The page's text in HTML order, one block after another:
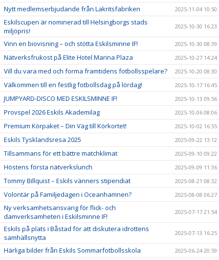
Nytt medlemserbjudande från Lakritsfabriken 2025-11-04 10:50
Eskilscupen är nominerad till Helsingborgs stads
miljöpris!
2025-10-30 16:23
Vinn en biovisning – och stötta Eskilsminne IF! 2025-10-30 08:39
Nätverksfrukost på Elite Hotel Marina Plaza 2025-10-27 14:24
Vill du vara med och forma framtidens fotbollsspelare? 2025-10-20 08:30
Välkommen till en festlig fotbollsdag på lördag! 2025-10-17 16:45
JUMPYARD-DISCO MED ESKILSMINNE IF! 2025-10-13 09:56
Provspel 2026 Eskils Akademilag 2025-10-06 08:06
Premium Körpaket – Din Väg till Körkortet! 2025-10-02 16:55
Eskils Tysklandsresa 2025 2025-09-22 13:12
Tillsammans för ett bättre matchklimat 2025-09-10 09:22
Höstens första nätverkslunch 2025-09-09 11:36
Tommy Billquist – Eskils vänners stipendiat 2025-08-21 08:32
Volontär på Familjedagen i Oceanhamnen? 2025-08-08 06:27
Ny verksamhetsansvarig för flick- och
damverksamheten i Eskilsminne IF!
2025-07-17 21:54
Eskils på plats i Båstad för att diskutera idrottens
samhällsnytta
2025-07-13 16:25
Härliga bilder från Eskils Sommarfotbollsskola 2025-06-24 20:59